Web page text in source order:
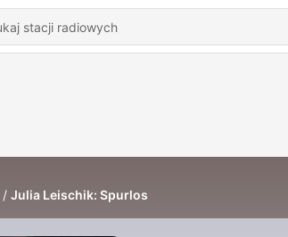
Julia Leischik: Spurlos